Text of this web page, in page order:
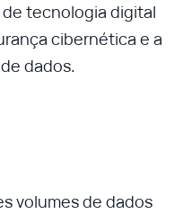
tecnologia digital
cibernética e a
dados.
volumes de dados